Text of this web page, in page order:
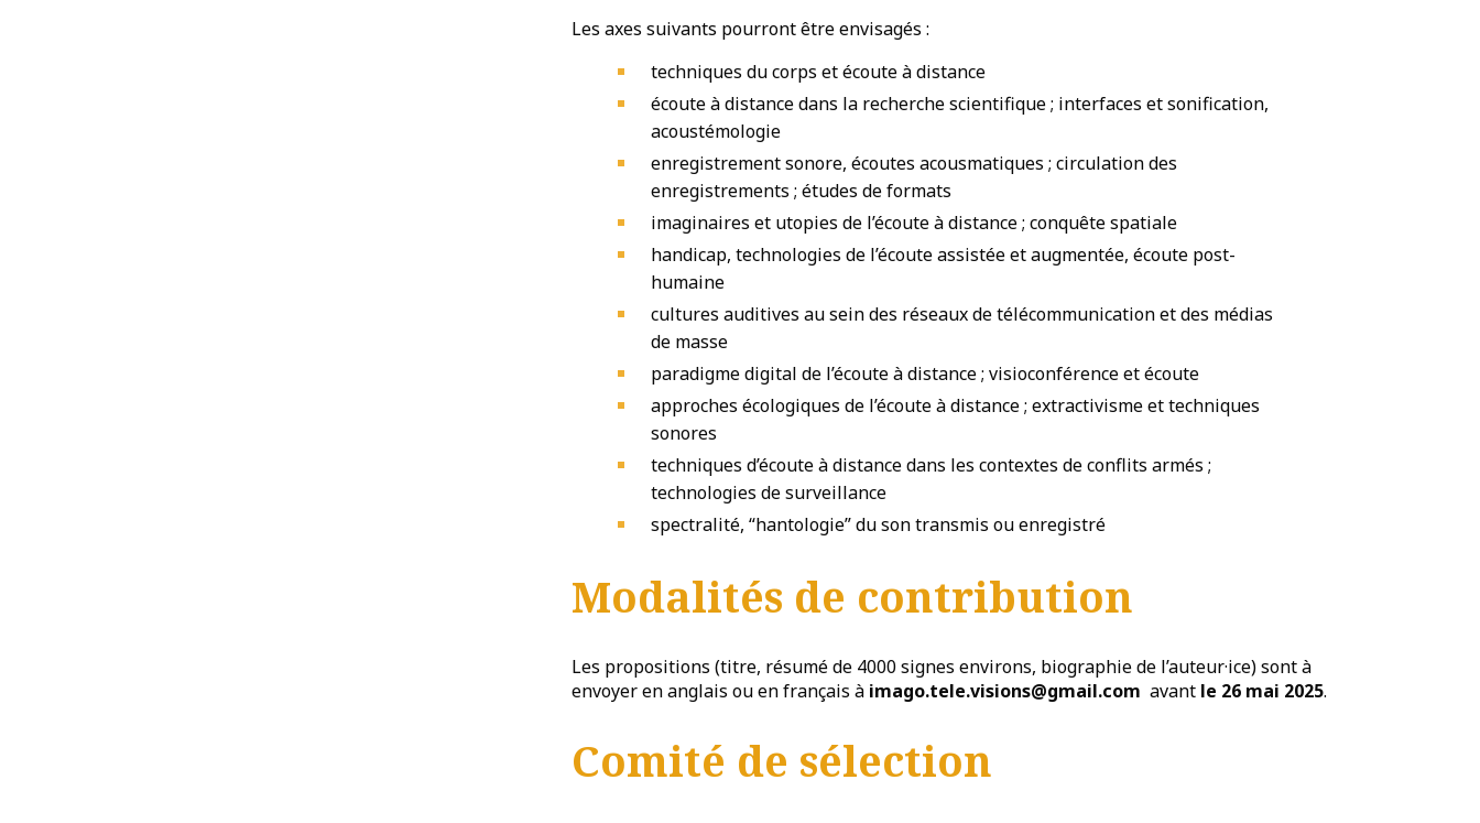
Les axes suivants pourront être envisagés :
techniques du corps et écoute à distance
écoute à distance dans la recherche scientifique ; interfaces et sonification,
acoustémologie
enregistrement sonore, écoutes acousmatiques ; circulation des
enregistrements ; études de formats
imaginaires et utopies de l’écoute à distance ; conquête spatiale
handicap, technologies de l’écoute assistée et augmentée, écoute post-
humaine
cultures auditives au sein des réseaux de télécommunication et des médias
de masse
paradigme digital de l’écoute à distance ; visioconférence et écoute
approches écologiques de l’écoute à distance ; extractivisme et techniques
sonores
techniques d’écoute à distance dans les contextes de conflits armés ;
technologies de surveillance
spectralité, “hantologie” du son transmis ou enregistré
Modalités de contribution
Les propositions (titre, résumé de 4000 signes environs, biographie de l’auteur·ice) sont à
envoyer en anglais ou en français à imago.tele.visions@gmail.com avant le 26 mai 2025.
Comité de sélection